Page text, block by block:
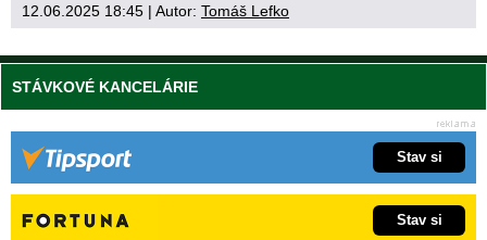
12.06.2025 18:45 | Autor: Tomáš Lefko
STÁVKOVÉ KANCELÁRIE
Stav si
Stav si